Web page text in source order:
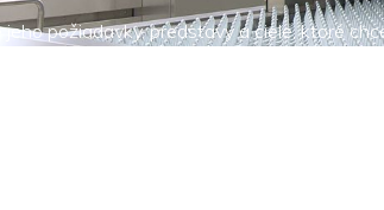
požiadavky, predstavy a ciele, ktoré